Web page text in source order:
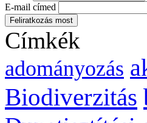
E-mail címed
Címkék
adományozás
Biodiverzitás